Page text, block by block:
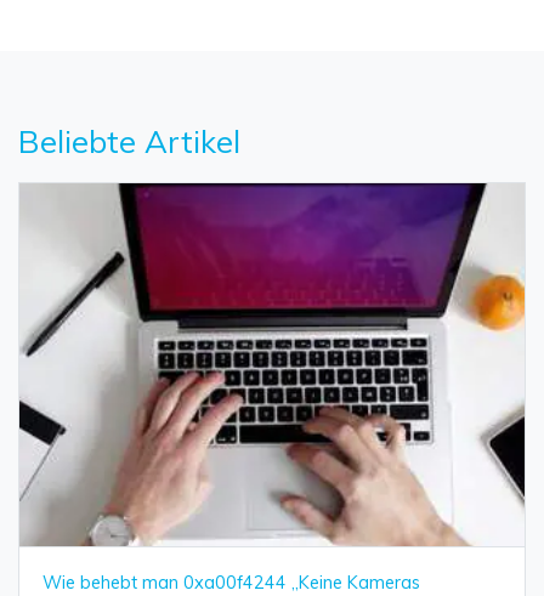
Beliebte Artikel
Wie behebt man 0xa00f4244 „Keine Kameras